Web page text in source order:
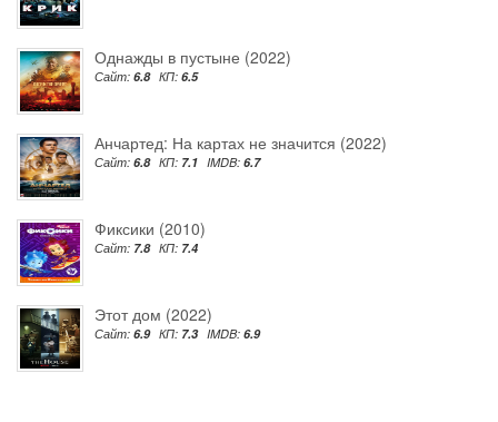
Однажды в пустыне (2022)
Сайт: 6.8 КП: 6.5
Анчартед: На картах не значится (2022)
Сайт: 6.8 КП: 7.1 IMDB: 6.7
Фиксики (2010)
Сайт: 7.8 КП: 7.4
Этот дом (2022)
Сайт: 6.9 КП: 7.3 IMDB: 6.9